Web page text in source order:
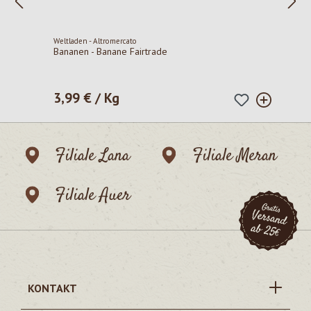
Weltladen - Altromercato
Bananen - Banane Fairtrade
Regulärer Preis:
3,99 € / Kg
Filiale Lana
Filiale Meran
Filiale Auer
KONTAKT